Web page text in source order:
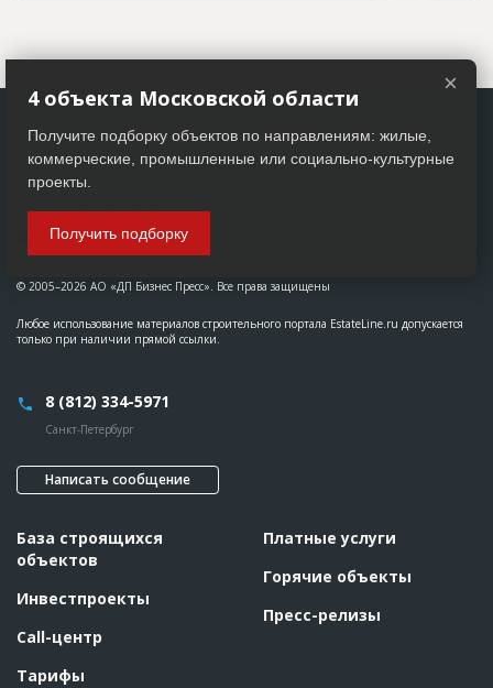
© 2005–2026 АО «ДП Бизнес Пресс». Все права защищены
Любое использование материалов строительного портала EstateLine.ru допускается
только при наличии прямой ссылки.
8 (812) 334-5971
Санкт-Петербург
Написать сообщение
База строящихся
объектов
Инвестпроекты
Call-центр
Тарифы
Платные услуги
Горячие объекты
Пресс-релизы
×
4 объекта Московской области
Получите подборку объектов по направлениям: жилые,
коммерческие, промышленные или социально-культурные
проекты.
Получить подборку